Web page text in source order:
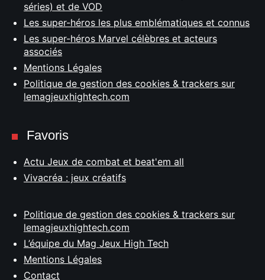
séries) et de VOD
Les super-héros les plus emblématiques et connus
Les super-héros Marvel célèbres et acteurs
associés
Mentions Légales
Politique de gestion des cookies & trackers sur
lemagjeuxhightech.com
Favoris
Actu Jeux de combat et beat'em all
Vivacréa : jeux créatifs
Politique de gestion des cookies & trackers sur
lemagjeuxhightech.com
L’équipe du Mag Jeux High Tech
Mentions Légales
Contact